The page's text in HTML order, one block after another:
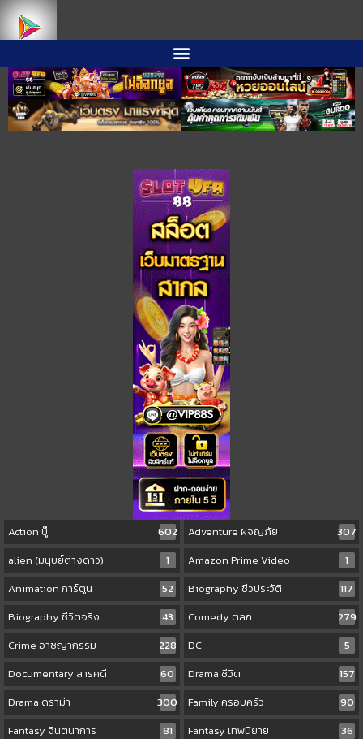
Action บู๊ 602 Adventure ผจญภัย
307
alien (มนุษย์ต่างดาว)
1 Amazon Prime Video
1
Animation การ์ตูน
52 Biography ชีวประวัติ
117
Biography ชีวิตจริง
43 Comedy ตลก
279
Crime อาชญากรรม
228 DC
5
Documentary สารคดี
60 Drama ชีวิต
157
Drama ดราม่า
300 Family ครอบครัว
90
Fantasy จินตนาการ
81 Fantasy เทพนิยาย
36